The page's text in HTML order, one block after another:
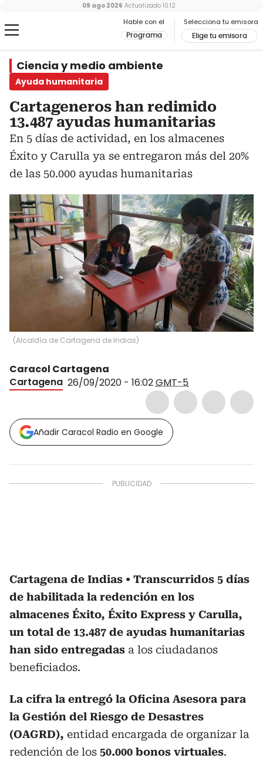
Hable con el
Programa
Selecciona tu emisora
Elige tu emisora
09 ago 2026 Actualizado 10:12
Ciencia y medio ambiente
Ayuda humanitaria
Cartageneros han redimido
13.487 ayudas humanitarias
En 5 días de actividad, en los almacenes
Éxito y Carulla ya se entregaron más del 20%
de las 50.000 ayudas humanitarias
(Alcaldía de Cartagena de Indias)
Caracol Cartagena
Cartagena 26/09/2020 - 16:02GMT-5
Añadir Caracol Radio en Google
Cartagena de Indias
Transcurridos 5 días
de habilitada la redención en los
almacenes Éxito, Éxito Express y Carulla,
un total de 13.487 de ayudas humanitarias
han sido entregadas a los ciudadanos
beneficiados.
La cifra la entregó la Oficina Asesora para
la Gestión del Riesgo de Desastres
(OAGRD), entidad encargada de organizar la
redención de los 50.000 bonos virtuales.